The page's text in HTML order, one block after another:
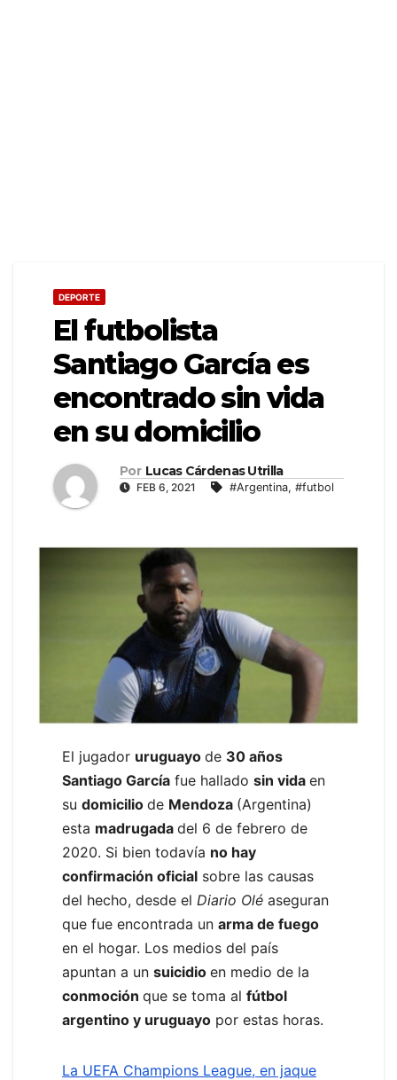
DEPORTE
El futbolista
Santiago García es
encontrado sin vida
en su domicilio
Por Lucas Cárdenas Utrilla
FEB 6, 2021 #Argentina, #futbol
El jugador uruguayo de 30 años
Santiago García fue hallado sin vida en
su domicilio de Mendoza (Argentina)
esta madrugada del 6 de febrero de
2020. Si bien todavía no hay
confirmación oficial sobre las causas
del hecho, desde el Diario Olé aseguran
que fue encontrada un arma de fuego
en el hogar. Los medios del país
apuntan a un suicidio en medio de la
conmoción que se toma al fútbol
argentino y uruguayo por estas horas.
La UEFA Champions League, en jaque